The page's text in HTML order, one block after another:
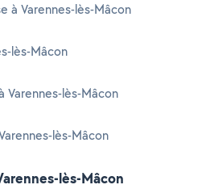
à Varennes-lès-Mâcon
lès-Mâcon
Varennes-lès-Mâcon
lès-Mâcon
lès-Mâcon